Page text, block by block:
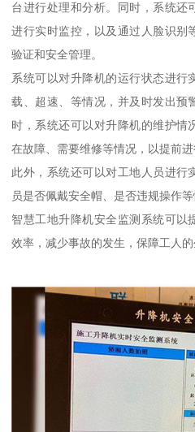
台进行处理和分析。同时，系统还
进行实时监控，以及通过人脸识别
验证和安全管理。
系统可以对升降机的运行状态进行
载、超速、等情况，并及时发出预
时，系统还可以对升降机的维护情
在故障、需要维修等情况，以提前进
此外，系统还可以对工地人员进行
员是否佩戴安全帽、是否违规操作
智慧工地升降机安全监测系统可以
效率，减少事故的发生，保障工人的